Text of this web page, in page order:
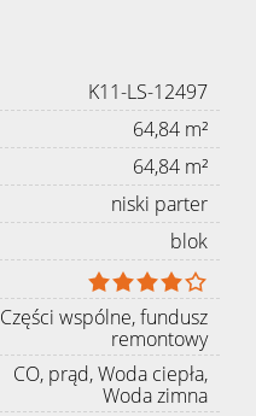
Zgłoszenia
Zgłoś
ofertę
Zgłoś
K11-LS-12497
64,84 m²
64,84 m²
niski parter
blok
Części wspólne, fundusz
remontowy
CO, prąd, Woda ciepła,
Woda zimna